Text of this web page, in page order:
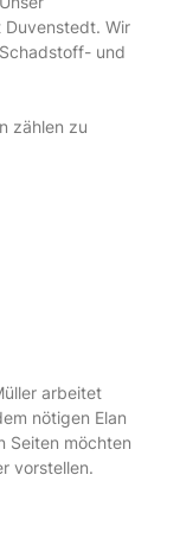
Wir
und
zählen zu
arbeitet
nötigen Elan
Seiten möchten
vorstellen.